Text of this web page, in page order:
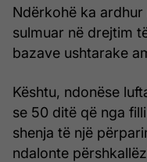
Ndërkohë ka
sulmuar në drejtim
bazave ushtarake
Kështu, ndonëse
se 50 ditë që nga
shenja të një
ndalonte